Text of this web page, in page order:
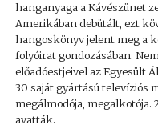
hanganyaga a Kávészünet
Amerikában debütált, ezt
hangoskönyv jelent meg a
folyóirat gondozásában.
előadóestjeivel az Egyesült
30 saját gyártású televíziós
megálmodója, megalkotója.
avatták.